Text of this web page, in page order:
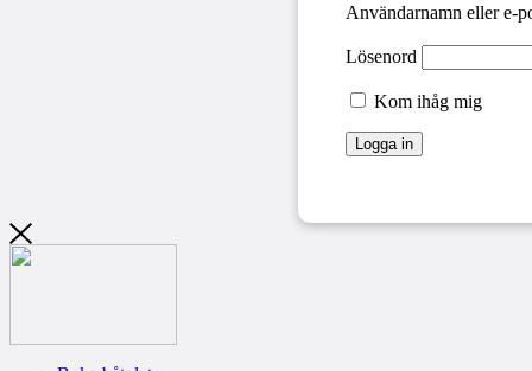
Användarnamn eller e-
Lösenord
Kom ihåg mig